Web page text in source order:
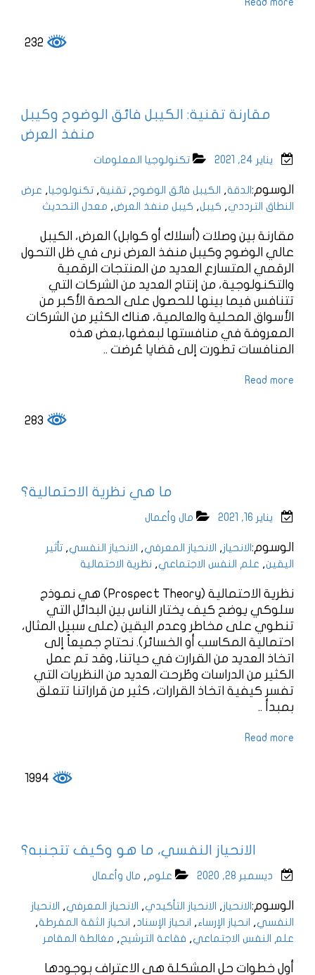
مقارنة تقنية: الكيبل فائق الوضوح وكيبل
منفذ العرض
يناير 24, 2021 تكنولوجيا المعلومات
الوسوم:الدقة, الكيبل فائق الوضوح , تقنية, تكنولوجيا, عرض
النطاق الترددي, كيبل, كيبل منفذ العرض, معدل التحديث
مقارنة بين وصلات (أسلاك أو كوابل) العرض، الكيبل
عالي الوضوح وكيبل منفذ العرض نرى في ظل التحول
الرقمي المتسارع العديد من المنتجات الرقمية
والتكنولوجية، من إنتاج العديد من الشركات التي
تتنافس فيما بينها للحصول على الحصة الأكبر من
الأسواق المحلية والعالمية، هناك الكثير من الشركات
المعروفة في منافستها لبعضها،بعض هذه
المنافسات تطورت إلى قضايا عُرضت ..
Read more
ما هي نظرية الاحتمالية؟
يناير 16, 2021 مال وأعمال
الوسوم: الانحياز, الانحياز المعرفي, الانحياز النفسي, تأثير
اليقين, علم النفس الاجتماعي, نظرية الاحتمالية
نظرية الاحتمالية (Prospect Theory) هي نموذج
سلوكي يوضح كيف يختار الناس بين البدائل التي
تنطوي على مخاطر وعدم اليقين (على سبيل المثال،
احتمالية المكاسب أو الخسائر). نحتاج جميعاً إلى
اتخاذ العديد من القرارت في حياتنا، وقد تم عمل
الكثير من الدراسات وطُرحت العديد من النظريات التي
تفسر كيفية اتخاذ القرارات، كثير من قراراتنا تتعلق
بمبدأ ..
Read more
الانحياز النفسي، ما هو وكيف تتجنبه؟
ديسمبر 28, 2020 علوم, مال وأعمال
الوسوم: الانحياز, الانحياز التأكيدي, الانحياز المعرفي, الانحياز
النفسي, انحياز الإرساء, انحياز الإسناد, انحياز الثقة المفرطة,
علم النفس الاجتماعي, فقاعة الترشيح, مغالطة المقامر
أول خطوات حل المشكلة هي الاعتراف بوجودها